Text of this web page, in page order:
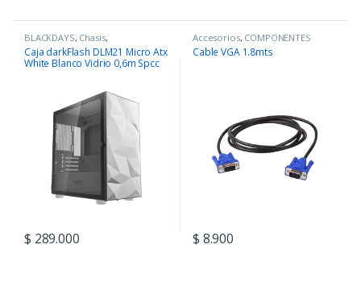
BLACKDAYS, Chasis,
COMPONENTES
Caja darkFlash DLM21 Micro Atx
White Blanco Vidrio 0,6m Spcc
$ 289.000
Accesorios, COMPONENTES
Cable VGA 1.8mts
$ 8.900